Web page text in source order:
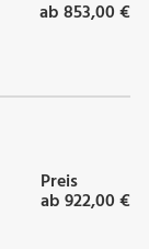
ab 853,00 €
Preis
ab 922,00 €